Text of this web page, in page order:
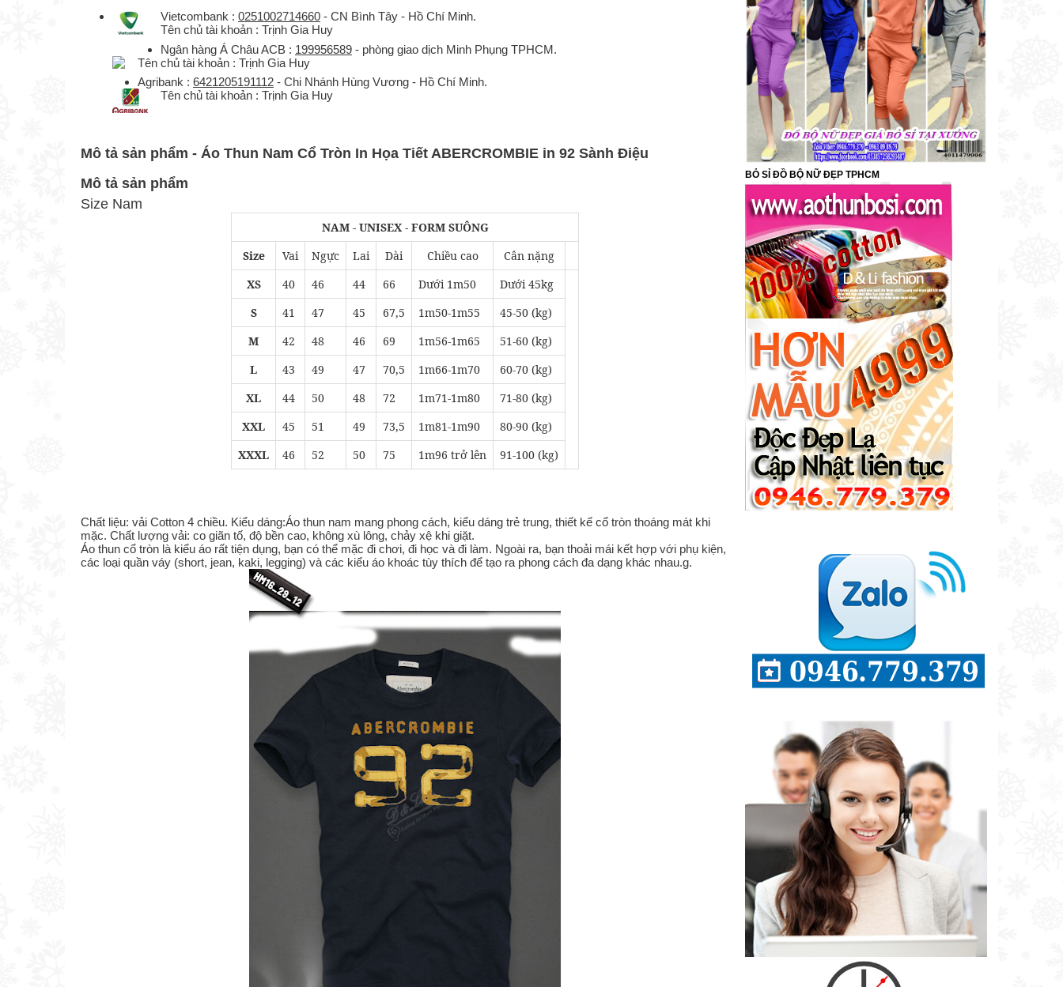
Vietcombank : 0251002714660 - CN Bình Tây - Hồ Chí Minh.
Tên chủ tài khoản : Trịnh Gia Huy
Ngân hàng Á Châu ACB : 199956589 - phòng giao dịch Minh Phụng TPHCM.
Tên chủ tài khoản : Trịnh Gia Huy
Agribank : 6421205191112 - Chi Nhánh Hùng Vương - Hồ Chí Minh.
Tên chủ tài khoản : Trịnh Gia Huy
Mô tả sản phẩm - Áo Thun Nam Cổ Tròn In Họa Tiết ABERCROMBIE in 92 Sành Điệu
Mô tả sản phẩm
Size Nam
NAM - UNISEX - FORM SUÔNG
Size
Vai Ngực Lai Dài Chiều cao
Cân nặng
XS
40 46 44 66 Dưới 1m50
Dưới 45kg
S
41 47 45 67,5 1m50-1m55
45-50 (kg)
M
42 48 46 69 1m56-1m65
51-60 (kg)
L
43 49 47 70,5 1m66-1m70
60-70 (kg)
XL
44 50 48 72 1m71-1m80
71-80 (kg)
XXL
45 51 49 73,5 1m81-1m90
80-90 (kg)
XXXL
46 52 50 75 1m96 trở lên 91-100 (kg)
Chất liệu: vải Cotton 4 chiều. Kiểu dáng:Áo thun nam mang phong cách, kiểu dáng trẻ trung, thiết kế cổ tròn thoáng mát khi
mặc. Chất lượng vải: co giãn tố, độ bền cao, không xù lông, chảy xệ khi giặt.
Áo thun cổ tròn là kiểu áo rất tiện dụng, bạn có thể mặc đi chơi, đi học và đi làm. Ngoài ra, bạn thoải mái kết hợp với phụ kiện,
các loại quần váy (short, jean, kaki, legging) và các kiểu áo khoác tùy thích để tạo ra phong cách đa dạng khác nhau.g.
BỎ SỈ ĐỒ BỘ NỮ ĐẸP TPHCM